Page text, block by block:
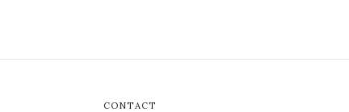
CONTACT